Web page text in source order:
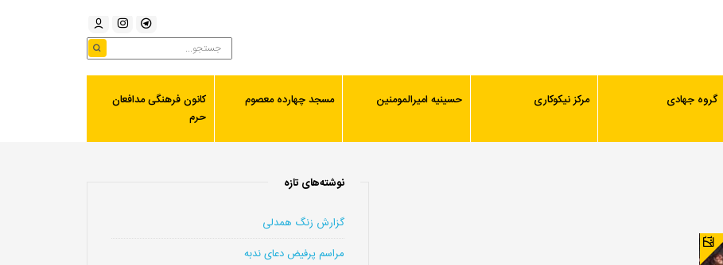
گروه جهادی مرکز نیکوکاری حسینیه امیرالمومنین مسجد چهارده معصوم
کانون فرهنگی مدافعان
حرم
نوشته‌های تازه
گزارش زنگ همدلی
مراسم پرفیض دعای ندبه